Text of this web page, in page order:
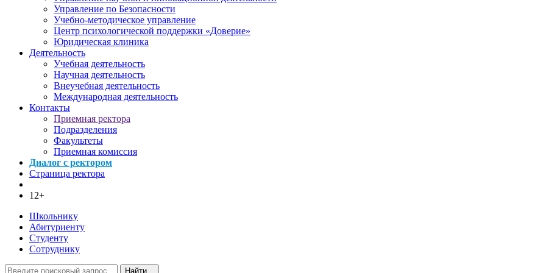
Управление по Безопасности
Учебно-методическое управление
Центр психологической поддержки «Доверие»
Юридическая клиника
Деятельность
Учебная деятельность
Научная деятельность
Внеучебная деятельность
Международная деятельность
Контакты
Приемная ректора
Подразделения
Факультеты
Приемная комиссия
Диалог с ректором
Страница ректора
12+
Школьнику
Абитуриенту
Студенту
Сотруднику
Найти...